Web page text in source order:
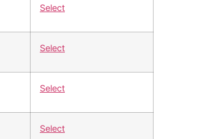
Select
Select
Select
Select